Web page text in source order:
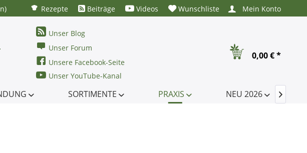
Rezepte Beiträge Videos Wunschliste Mein Konto
Unser Blog
Unser Forum
Unsere Facebook-Seite
Unser YouTube-Kanal
0,00 € *
SORTIMENTE PRAXIS NEU 2026 